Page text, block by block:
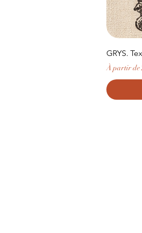
GRYS.
À partir de
Prix